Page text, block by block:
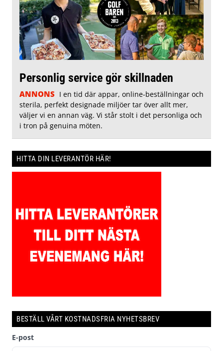
Personlig service gör skillnaden
ANNONS I en tid där appar, online-beställningar och
sterila, perfekt designade miljöer tar över allt mer,
väljer vi en annan väg. Vi står stolt i det personliga och
i tron på genuina möten.
HITTA DIN LEVERANTÖR HÄR!
BESTÄLL VÅRT KOSTNADSFRIA NYHETSBREV
E-post